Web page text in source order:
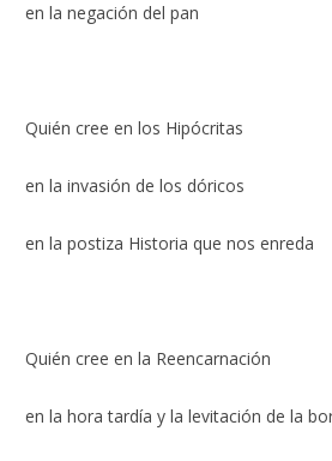
en la negación del pan
Quién cree en los Hipócritas
en la invasión de los dóricos
en la postiza Historia que nos enreda
Quién cree en la Reencarnación
en la hora tardía y la levitación de la